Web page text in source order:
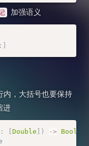
加强语义
:
内，大括号也要保持
进
: Double ) -> Bool